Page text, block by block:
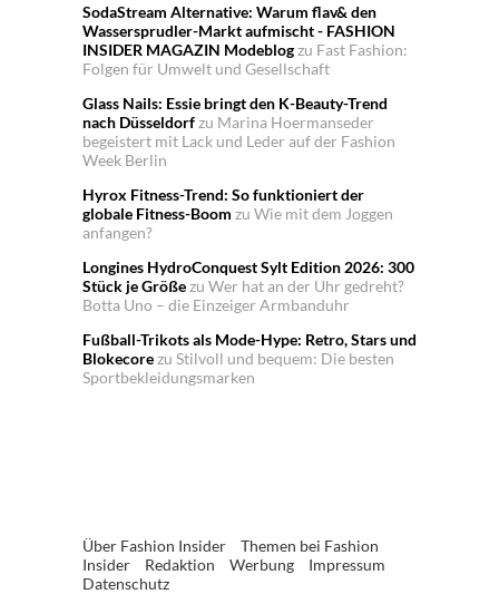
SodaStream Alternative: Warum flav& den
Wassersprudler-Markt aufmischt - FASHION
INSIDER MAGAZIN Modeblogzu Fast Fashion:
Folgen für Umwelt und Gesellschaft
Glass Nails: Essie bringt den K-Beauty-Trend
nach Düsseldorfzu Marina Hoermanseder
begeistert mit Lack und Leder auf der Fashion
Week Berlin
Hyrox Fitness-Trend: So funktioniert der
globale Fitness-Boom zu Wie mit dem Joggen
anfangen?
Longines HydroConquest Sylt Edition 2026: 300
Stück je Größezu Wer hat an der Uhr gedreht?
Botta Uno – die Einzeiger Armbanduhr
Fußball-Trikots als Mode-Hype: Retro, Stars und
Blokecorezu Stilvoll und bequem: Die besten
Sportbekleidungsmarken
Über Fashion Insider
Themen bei Fashion
Insider
Redaktion Werbung
Impressum
Datenschutz